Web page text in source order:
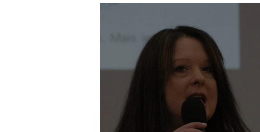
« J’ai grandi avec l’exigence
et le respect du public » :
Cynthia Sardou répond aux
critiques et défend l’hommage
rendu à son père au Québec